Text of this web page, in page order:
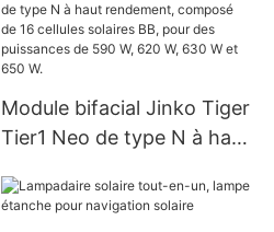
Module bifacial Jinko Tiger
Tier1 Neo de type N à haut
16 cellules solaires BB,